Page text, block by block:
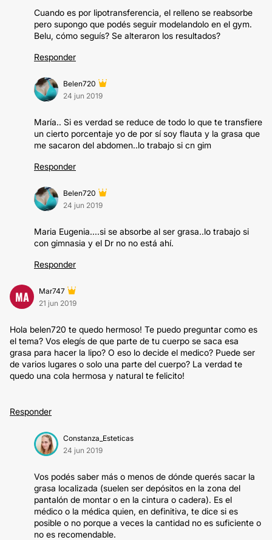
Cuando es por lipotransferencia, el relleno se reabsorbe
pero supongo que podés seguir modelandolo en el gym.
Belu, cómo seguís? Se alteraron los resultados?
Responder
Belen720
24 jun 2019
María.. Si es verdad se reduce de todo lo que te transfiere
un cierto porcentaje yo de por sí soy flauta y la grasa que
me sacaron del abdomen..lo trabajo si cn gim
Responder
Belen720
24 jun 2019
Maria Eugenia....si se absorbe al ser grasa..lo trabajo si
con gimnasia y el Dr no no está ahí.
Responder
MA
Mar747
21 jun 2019
Hola belen720 te quedo hermoso! Te puedo preguntar como es
el tema? Vos elegís de que parte de tu cuerpo se saca esa
grasa para hacer la lipo? O eso lo decide el medico? Puede ser
de varios lugares o solo una parte del cuerpo? La verdad te
quedo una cola hermosa y natural te felicito!
Responder
Constanza_Esteticas
24 jun 2019
Vos podés saber más o menos de dónde querés sacar la
grasa localizada (suelen ser depósitos en la zona del
pantalón de montar o en la cintura o cadera). Es el
médico o la médica quien, en definitiva, te dice si es
posible o no porque a veces la cantidad no es suficiente o
no es recomendable.